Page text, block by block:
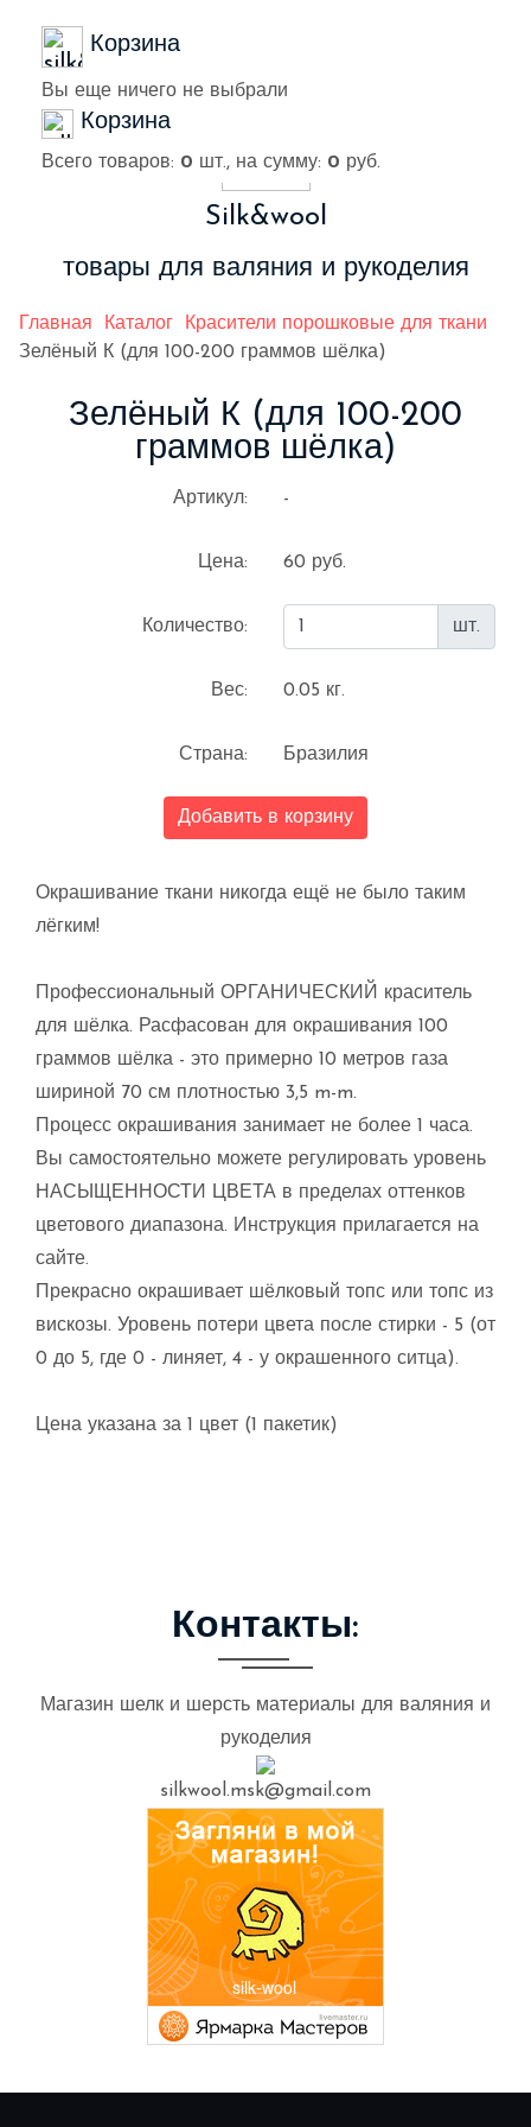
Корзина
Вы еще ничего не выбрали
Корзина
Всего товаров: 0 шт., на сумму: 0 руб.
Silk&wool
товары для валяния и рукоделия
Главная Каталог
Красители порошковые для ткани
Зелёный К (для 100-200 граммов шёлка)
Зелёный К (для 100-200
граммов шёлка)
Артикул: -
Цена: 60 руб.
Количество: шт.
Вес: 0.05 кг.
Страна: Бразилия
Добавить в корзину
Окрашивание ткани никогда ещё не было таким
лёгким!
Профессиональный ОРГАНИЧЕСКИЙ краситель
для шёлка. Расфасован для окрашивания 100
граммов шёлка - это примерно 10 метров газа
шириной 70 см плотностью 3,5 m-m.
Процесс окрашивания занимает не более 1 часа.
Вы самостоятельно можете регулировать уровень
НАСЫЩЕННОСТИ ЦВЕТА в пределах оттенков
цветового диапазона. Инструкция прилагается на
сайте.
Прекрасно окрашивает шёлковый топс или топс из
вискозы. Уровень потери цвета после стирки - 5 (от
0 до 5, где 0 - линяет, 4 - у окрашенного ситца).
Цена указана за 1 цвет (1 пакетик)
Контакты:
Магазин шелк и шерсть материалы для валяния и
рукоделия
silkwool.msk@gmail.com